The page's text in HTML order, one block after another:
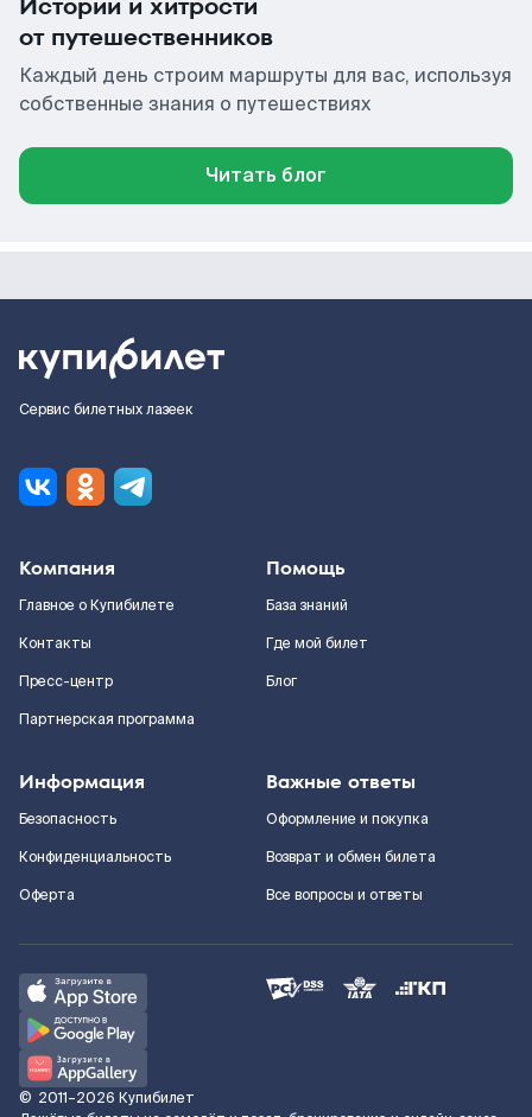
от путешественников
Каждый день строим маршруты для вас, используя
собственные знания о путешествиях
Читать блог
Сервис билетных лазеек
Компания
Главное о Купибилете
Контакты
Пресс-центр
Партнерская программа
Помощь
База знаний
Где мой билет
Блог
Информация
Безопасность
Конфиденциальность
Оферта
Важные ответы
Оформление и покупка
Возврат и обмен билета
Все вопросы и ответы
© 2011–2026 Купибилет